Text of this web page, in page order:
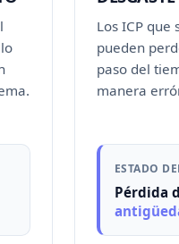
Los ICP que
pueden
paso del
manera
ESTADO
Pérdida